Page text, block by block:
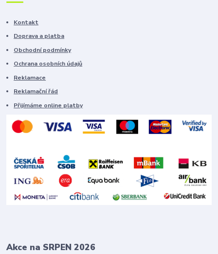
Kontakt
Doprava a platba
Obchodní podmínky
Ochrana osobních údajů
Reklamace
Reklamační řád
Přijímáme online platby
Akce na SRPEN 2026